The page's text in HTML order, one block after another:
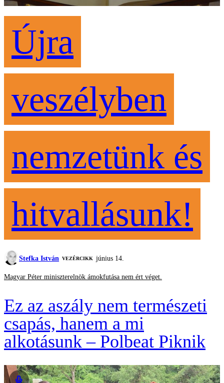
Újra
veszélyben
nemzetünk és
hitvallásunk!
Stefka István VEZÉRCIKK június 14.
Magyar Péter miniszterelnök ámokfutása nem ért véget.
Ez az aszály nem természeti
csapás, hanem a mi
alkotásunk – Polbeat Piknik